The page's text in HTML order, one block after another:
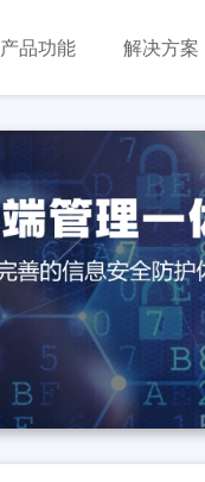
产品功能 解决方案